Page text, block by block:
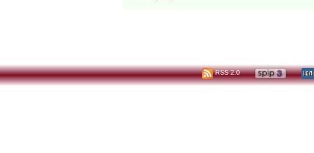
RSS 2.0